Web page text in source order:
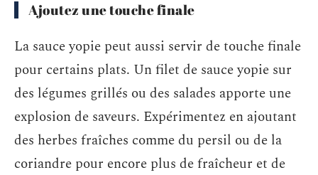
Ajoutez une touche finale
La sauce yopie peut aussi servir de touche finale
pour certains plats. Un filet de sauce yopie sur
des légumes grillés ou des salades apporte une
explosion de saveurs. Expérimentez en ajoutant
des herbes fraîches comme du persil ou de la
coriandre pour encore plus de fraîcheur et de